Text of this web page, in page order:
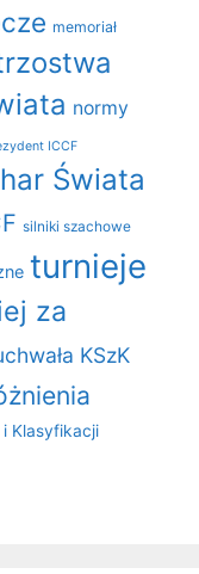
memoriał
normy
ICCF
Świata
silniki szachowe
turnieje
za
KSzK
i Klasyfikacji